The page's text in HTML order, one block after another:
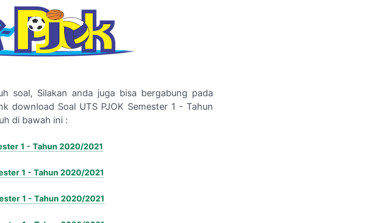
soal, Silakan anda juga bisa bergabung pada
download Soal UTS PJOK Semester 1 - Tahun
di bawah ini :
1 - Tahun 2020/2021
1 - Tahun 2020/2021
1 - Tahun 2020/2021